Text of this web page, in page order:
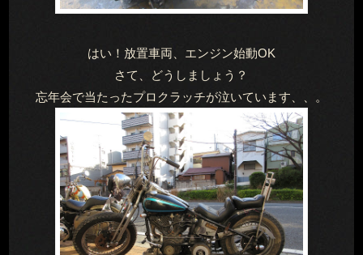
はい！放置車両、エンジン始動OK
さて、どうしましょう？
忘年会で当たったプロクラッチが泣いています、、。